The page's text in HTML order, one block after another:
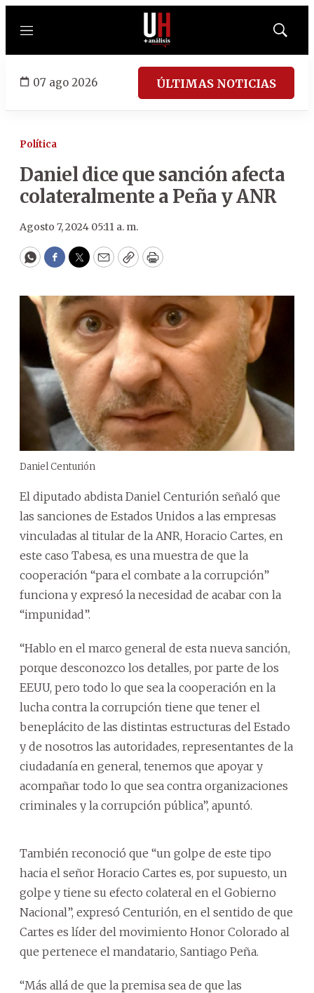
Menú
Mostrar
07 ago 2026 ÚLTIMAS NOTICIAS
Política
Daniel dice que sanción afecta
colateralmente a Peña y ANR
Agosto 7, 2024 05:11 a. m.
WhatsApp
Facebook
Twitter
EmailCopyPrint
Daniel Centurión
El diputado abdista Daniel Centurión señaló que
las sanciones de Estados Unidos a las empresas
vinculadas al titular de la ANR, Horacio Cartes, en
este caso Tabesa, es una muestra de que la
cooperación “para el combate a la corrupción”
funciona y expresó la necesidad de acabar con la
“impunidad”.
“Hablo en el marco general de esta nueva sanción,
porque desconozco los detalles, por parte de los
EEUU, pero todo lo que sea la cooperación en la
lucha contra la corrupción tiene que tener el
beneplácito de las distintas estructuras del Estado
y de nosotros las autoridades, representantes de la
ciudadanía en general, tenemos que apoyar y
acompañar todo lo que sea contra organizaciones
criminales y la corrupción pública”, apuntó.
También reconoció que “un golpe de este tipo
hacia el señor Horacio Cartes es, por supuesto, un
golpe y tiene su efecto colateral en el Gobierno
Nacional”, expresó Centurión, en el sentido de que
Cartes es líder del movimiento Honor Colorado al
que pertenece el mandatario, Santiago Peña.
“Más allá de que la premisa sea de que las